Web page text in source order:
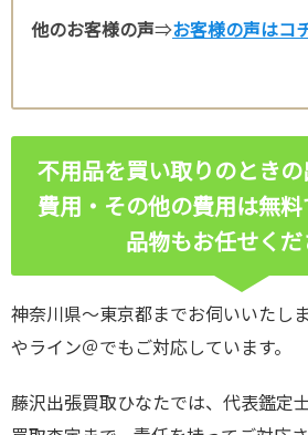
他のお客様の声⇒お客様の声はコ
不用品を買い取りのとき
費用・その他の費用は無料
品物もお任せくだ
神奈川県～東京都までお伺いいたし
やライン＠でもご対応しています。
藤沢出張買取ひなたでは、代表鑑定